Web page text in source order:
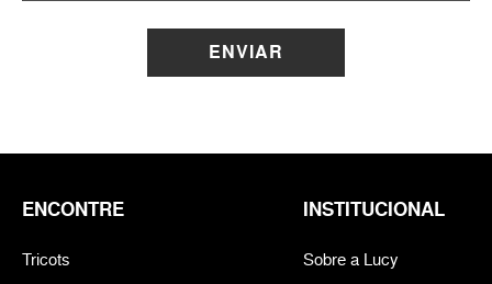
ENVIAR
ENCONTRE
Tricots
INSTITUCIONAL
Sobre a Lucy